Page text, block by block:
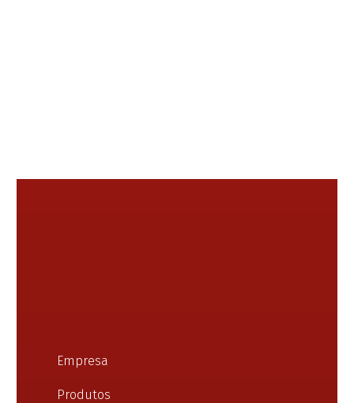
Empresa
Produtos